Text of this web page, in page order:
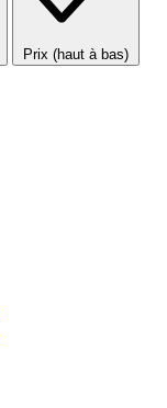
Prix (haut à bas)